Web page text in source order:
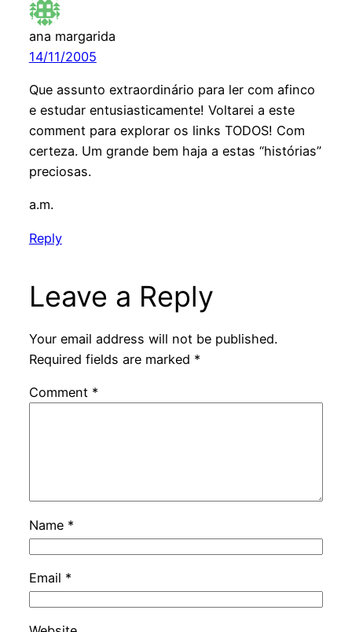
ana margarida
14/11/2005
Que assunto extraordinário para ler com afinco
e estudar entusiasticamente! Voltarei a este
comment para explorar os links TODOS! Com
certeza. Um grande bem haja a estas “histórias”
preciosas.
a.m.
Reply
Leave a Reply
Your email address will not be published.
Required fields are marked *
Comment *
Name *
Email *